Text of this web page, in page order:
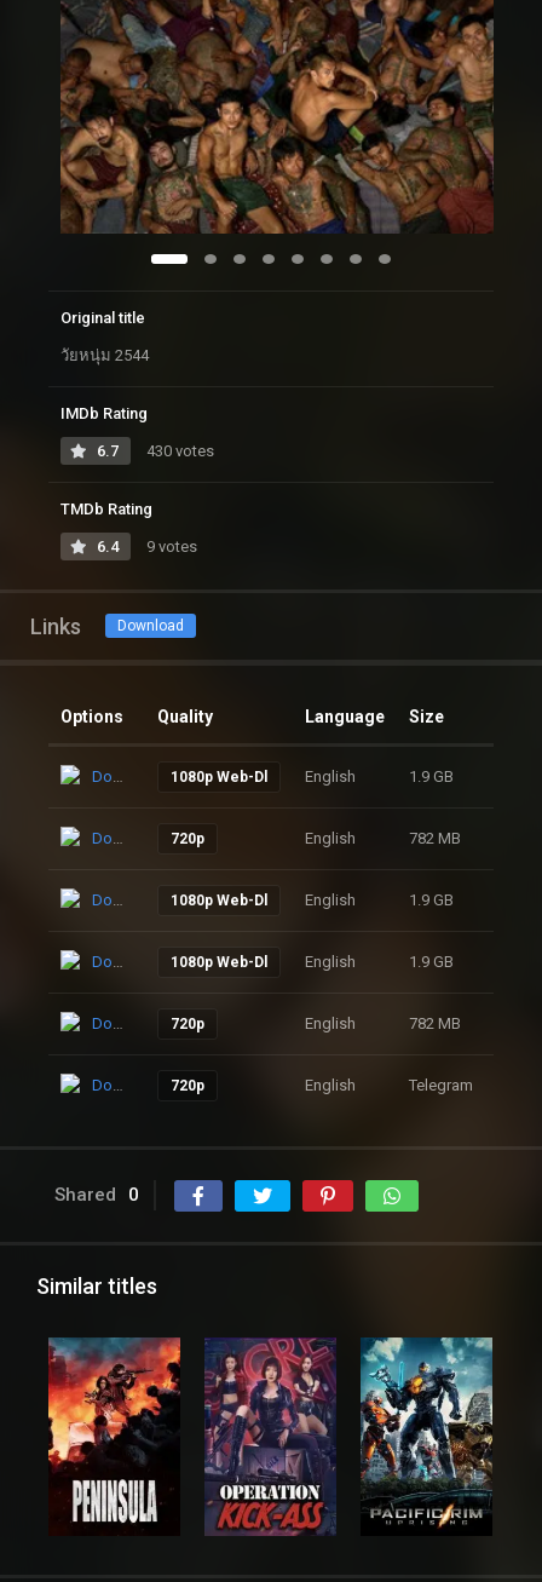
Original title
วัยหนุ่ม 2544
IMDb Rating
6.7 430 votes
TMDb Rating
6.4 9 votes
Links Download
Options Quality Language Size
Download 1080p Web-Dl English 1.9 GB
Download 720p English 782 MB
Download 1080p Web-Dl English 1.9 GB
Download 1080p Web-Dl English 1.9 GB
Download 720p English 782 MB
Download 720p English Telegram
Shared 0
Similar titles